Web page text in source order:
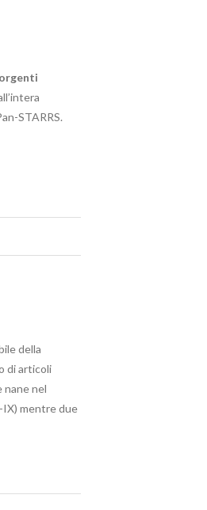
STARRS.
della
di articoli
nane nel
IX) mentre due